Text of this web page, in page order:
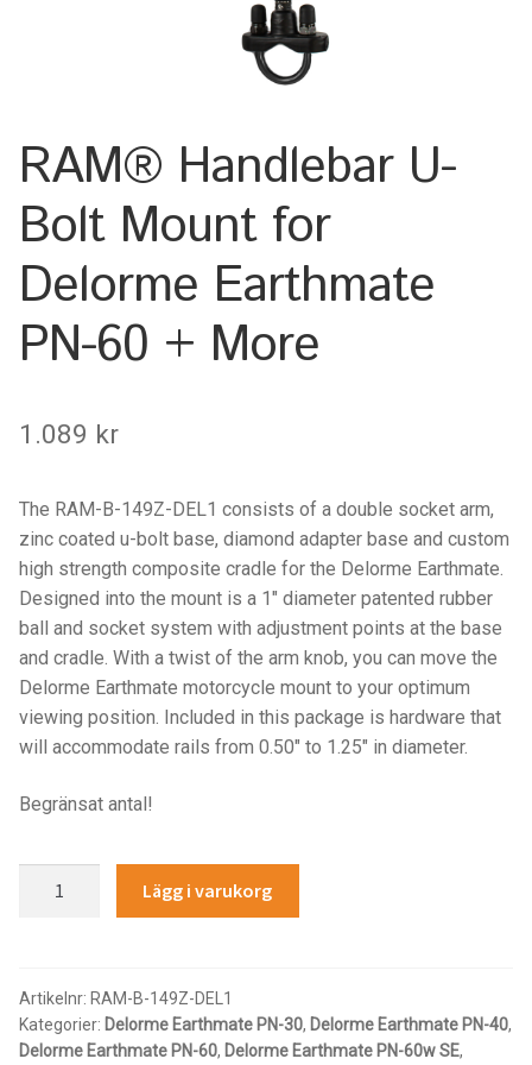
Microphone
Phone
Printer
Spotlight
Components
Mounts with Holder
Holders
Monitor
PRODUKTSERIE
GDS Tech Tab-Lock
RAM® Handlebar U-
Bolt Mount for
Delorme Earthmate
PN-60 + More
1.089 kr
The RAM-B-149Z-DEL1 consists of a double socket arm,
zinc coated u-bolt base, diamond adapter base and custom
high strength composite cradle for the Delorme Earthmate.
Designed into the mount is a 1″ diameter patented rubber
ball and socket system with adjustment points at the base
and cradle. With a twist of the arm knob, you can move the
Delorme Earthmate motorcycle mount to your optimum
viewing position. Included in this package is hardware that
will accommodate rails from 0.50″ to 1.25″ in diameter.
Begränsat antal!
Mount
for
Delorme
Lägg i varukorg
Artikelnr: RAM-B-149Z-DEL1
Kategorier: Delorme Earthmate PN-30, Delorme Earthmate PN-40,
Delorme Earthmate PN-60, Delorme Earthmate PN-60w SE,